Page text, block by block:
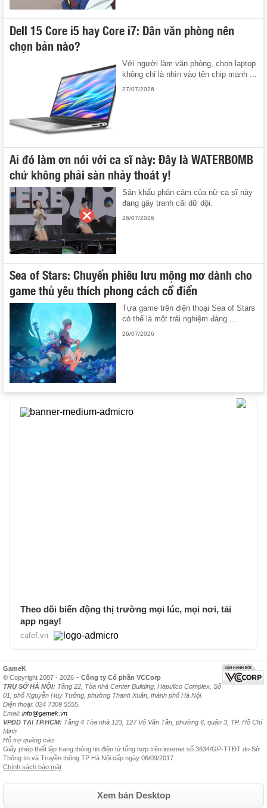
Dell 15 Core i5 hay Core i7: Dân văn phòng nên
chọn bản nào?
Với người làm văn phòng, chọn laptop
không chỉ là nhìn vào tên chip mạnh ...
27/07/2026
Ai đó làm ơn nói với ca sĩ này: Đây là WATERBOMB
chứ không phải sàn nhảy thoát y!
Sân khấu phản cảm của nữ ca sĩ này
đang gây tranh cãi dữ dội.
26/07/2026
Sea of Stars: Chuyến phiêu lưu mộng mơ dành cho
game thủ yêu thích phong cách cổ điển
Tựa game trên điện thoại Sea of Stars
có thể là một trải nghiệm đáng ...
26/07/2026
Theo dõi biến động thị trường mọi lúc, mọi nơi, tải
app ngay!
cafef.vn
GameK
© Copyright 2007 - 2026 – Công ty Cổ phần VCCorp
TRỤ SỞ HÀ NỘI: Tầng 22, Tòa nhà Center Building, Hapulico Complex, Số
01, phố Nguyễn Huy Tưởng, phường Thanh Xuân, thành phố Hà Nội.
Điện thoại: 024 7309 5555.
Email: info@gamek.vn
VPĐD TẠI TP.HCM: Tầng 4 Tòa nhà 123, 127 Võ Văn Tần, phường 6, quận 3, TP. Hồ Chí
Minh
Hỗ trợ quảng cáo:
Giấy phép thiết lập trang thông tin điện tử tổng hợp trên internet số 3634/GP-TTĐT do Sở
Thông tin và Truyền thông TP Hà Nội cấp ngày 06/09/2017
Chính sách bảo mật
Xem bản Desktop